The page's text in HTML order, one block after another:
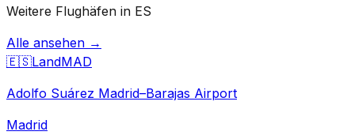
Weitere Flughäfen in ES
Alle ansehen →
🇪🇸LandMAD
Adolfo Suárez Madrid–Barajas Airport
Madrid